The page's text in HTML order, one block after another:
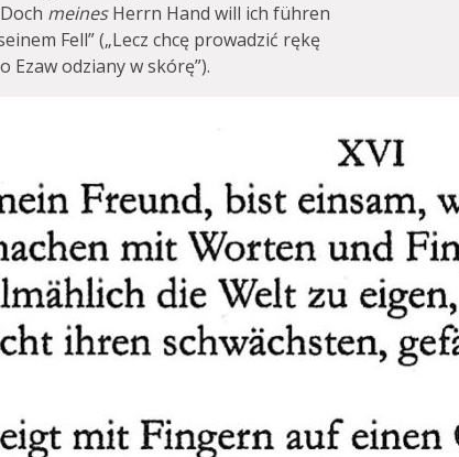
meinesHerrn Hand will ich führen
Fell” („Lecz chcę prowadzić rękę
Ezaw odziany w skórę”).